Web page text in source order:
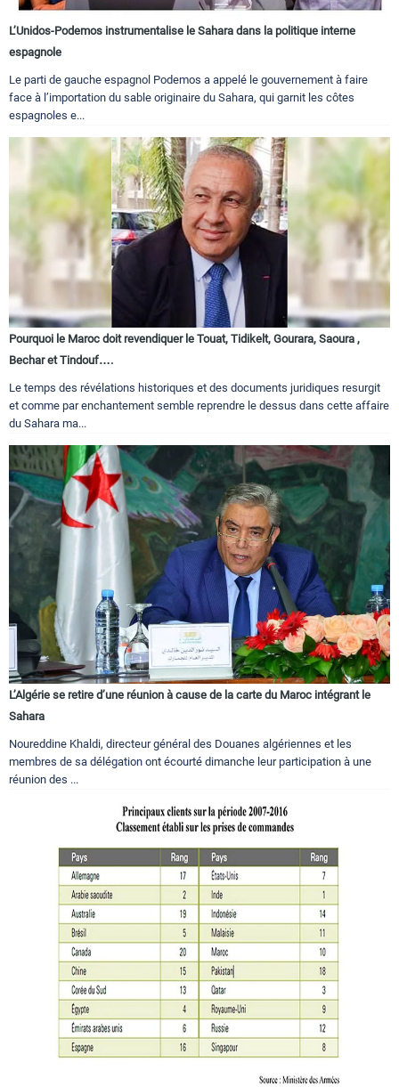
L’Unidos-Podemos instrumentalise le Sahara dans la politique interne
espagnole
Le parti de gauche espagnol Podemos a appelé le gouvernement à faire
face à l’importation du sable originaire du Sahara, qui garnit les côtes
espagnoles e...
Pourquoi le Maroc doit revendiquer le Touat, Tidikelt, Gourara, Saoura ,
Bechar et Tindouf….
Le temps des révélations historiques et des documents juridiques resurgit
et comme par enchantement semble reprendre le dessus dans cette affaire
du Sahara ma...
L’Algérie se retire d’une réunion à cause de la carte du Maroc intégrant le
Sahara
Noureddine Khaldi, directeur général des Douanes algériennes et les
membres de sa délégation ont écourté dimanche leur participation à une
réunion des ...